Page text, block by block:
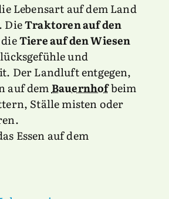
Lebensart auf dem Land
DieTraktoren auf den
Tiere auf den Wiesen
und
Der Landluft entgegen,
auf dem Bauernhofbeim
Ställe misten oder
Essen auf dem